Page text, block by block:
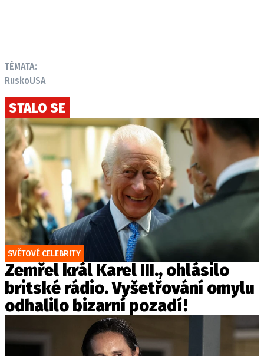
TÉMATA:
RuskoUSA
STALO SE
SVĚTOVÉ CELEBRITY
Zemřel král Karel III., ohlásilo
britské rádio. Vyšetřování omylu
odhalilo bizarní pozadí!